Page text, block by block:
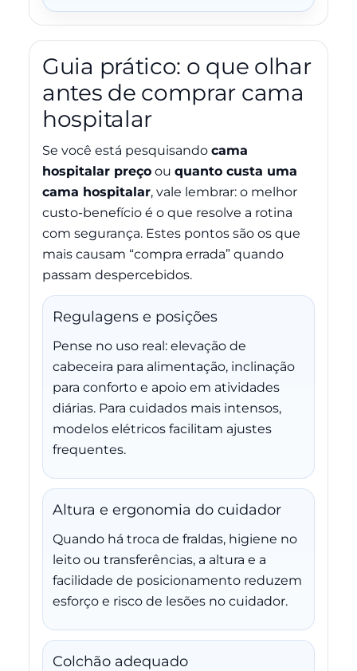
Guia prático: o que olhar
antes de comprar cama
hospitalar
Se você está pesquisando cama
hospitalar preço ou quanto custa uma
cama hospitalar, vale lembrar: o melhor
custo-benefício é o que resolve a rotina
com segurança. Estes pontos são os que
mais causam “compra errada” quando
passam despercebidos.
Regulagens e posições
Pense no uso real: elevação de
cabeceira para alimentação, inclinação
para conforto e apoio em atividades
diárias. Para cuidados mais intensos,
modelos elétricos facilitam ajustes
frequentes.
Altura e ergonomia do cuidador
Quando há troca de fraldas, higiene no
leito ou transferências, a altura e a
facilidade de posicionamento reduzem
esforço e risco de lesões no cuidador.
Colchão adequado